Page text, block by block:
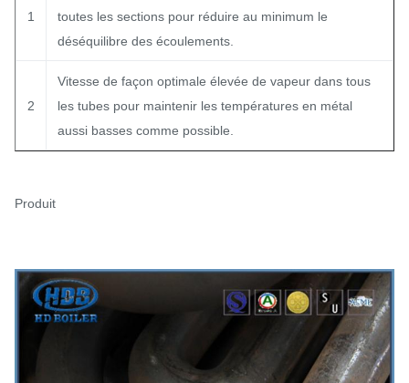
1
toutes les sections pour réduire au minimum le
déséquilibre des écoulements.
2
Vitesse de façon optimale élevée de vapeur dans tous
les tubes pour maintenir les températures en métal
aussi basses comme possible.
Produit